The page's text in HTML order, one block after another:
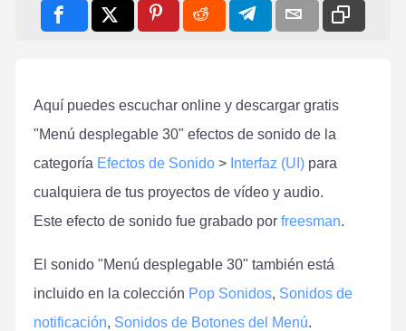
Aquí puedes escuchar online y descargar gratis
"Menú desplegable 30" efectos de sonido de la
categoría Efectos de Sonido > Interfaz (UI) para
cualquiera de tus proyectos de vídeo y audio.
Este efecto de sonido fue grabado por freesman.
El sonido "Menú desplegable 30" también está
incluido en la colección Pop Sonidos, Sonidos de
notificación, Sonidos de Botones del Menú.